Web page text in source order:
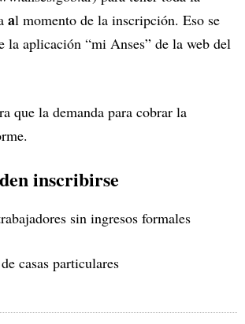
al momento de la inscripción. Eso se
la aplicación “mi Anses” de la web del
que la demanda para cobrar la
inscribirse
sin ingresos formales
casas particulares